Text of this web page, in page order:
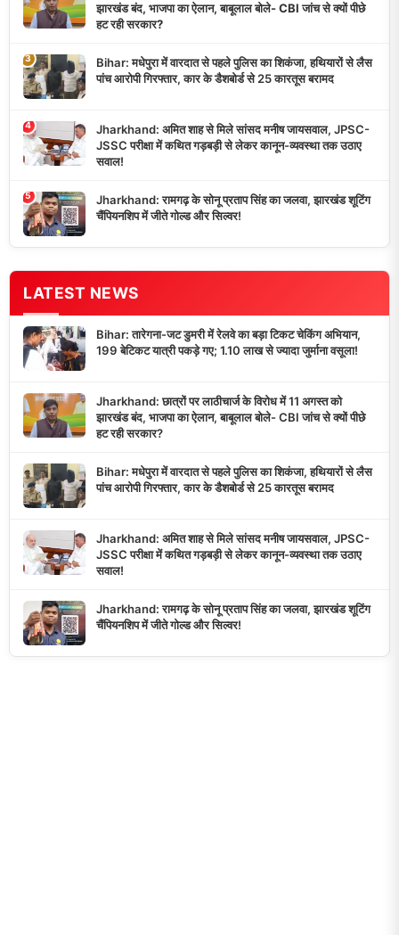
झारखंड बंद, भाजपा का ऐलान, बाबूलाल बोले- CBI जांच से क्यों पीछे
हट रही सरकार?
3
Bihar: मधेपुरा में वारदात से पहले पुलिस का शिकंजा, हथियारों से लैस
पांच आरोपी गिरफ्तार, कार के डैशबोर्ड से 25 कारतूस बरामद
4
Jharkhand: अमित शाह से मिले सांसद मनीष जायसवाल, JPSC-
JSSC परीक्षा में कथित गड़बड़ी से लेकर कानून-व्यवस्था तक उठाए
सवाल!
5
Jharkhand: रामगढ़ के सोनू प्रताप सिंह का जलवा, झारखंड शूटिंग
चैंपियनशिप में जीते गोल्ड और सिल्वर!
LATEST NEWS
Bihar: तारेगना-जट डुमरी में रेलवे का बड़ा टिकट चेकिंग अभियान,
199 बेटिकट यात्री पकड़े गए; 1.10 लाख से ज्यादा जुर्माना वसूला!
Jharkhand: छात्रों पर लाठीचार्ज के विरोध में 11 अगस्त को
झारखंड बंद, भाजपा का ऐलान, बाबूलाल बोले- CBI जांच से क्यों पीछे
हट रही सरकार?
Bihar: मधेपुरा में वारदात से पहले पुलिस का शिकंजा, हथियारों से लैस
पांच आरोपी गिरफ्तार, कार के डैशबोर्ड से 25 कारतूस बरामद
Jharkhand: अमित शाह से मिले सांसद मनीष जायसवाल, JPSC-
JSSC परीक्षा में कथित गड़बड़ी से लेकर कानून-व्यवस्था तक उठाए
सवाल!
Jharkhand: रामगढ़ के सोनू प्रताप सिंह का जलवा, झारखंड शूटिंग
चैंपियनशिप में जीते गोल्ड और सिल्वर!